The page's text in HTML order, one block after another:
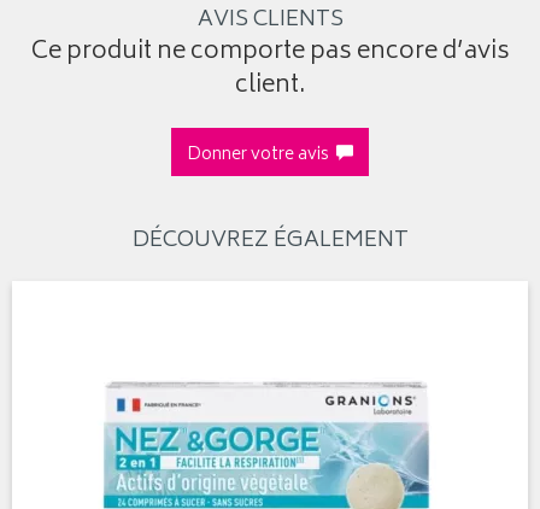
AVIS CLIENTS
Ce produit ne comporte pas encore d’avis
client.
Donner votre avis
DÉCOUVREZ ÉGALEMENT